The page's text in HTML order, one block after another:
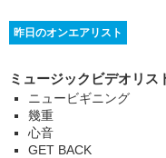
昨日のオンエアリスト
ミュージックビデオリス
ニュービギニング
幾重
心音
GET BACK